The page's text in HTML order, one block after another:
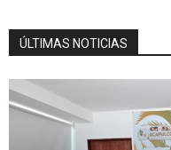
ÚLTIMAS NOTICIAS